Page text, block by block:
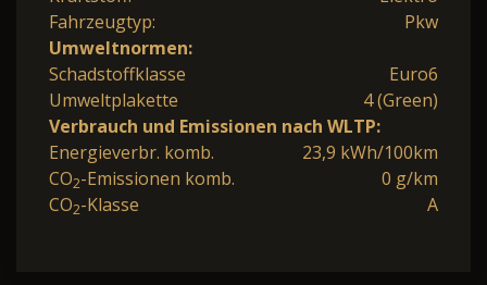
Fahrzeugtyp:
Pkw
Umweltnormen:
Schadstoffklasse
Euro6
Umweltplakette
4 (Green)
Verbrauch und Emissionen nach WLTP:
Energieverbr. komb.
23,9 kWh/100km
CO2-Emissionen komb.
0 g/km
CO2-Klasse A